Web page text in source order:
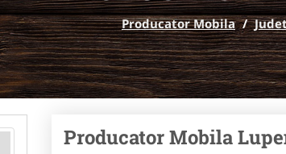
Producator Mobila /
Producator Mobila